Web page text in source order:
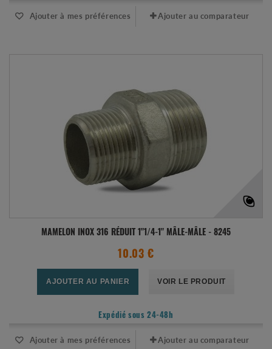
Ajouter à mes préférences Ajouter au comparateur
MAMELON INOX 316 RÉDUIT 1"1/4-1" MÂLE-MÂLE - 8245
10.03 €
AJOUTER AU PANIER VOIR LE PRODUIT
Expédié sous 24-48h
Ajouter à mes préférences Ajouter au comparateur